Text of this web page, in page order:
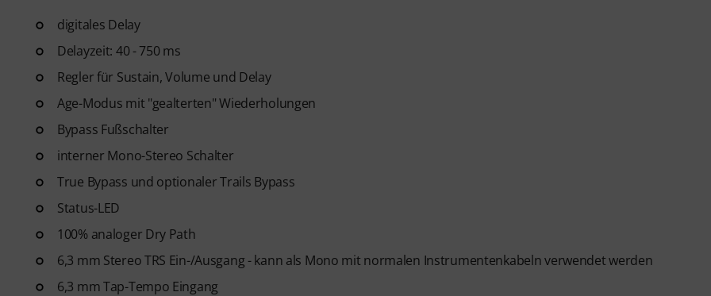
digitales Delay
Delayzeit: 40 - 750 ms
Regler für Sustain, Volume und Delay
Age-Modus mit "gealterten" Wiederholungen
Bypass Fußschalter
interner Mono-Stereo Schalter
True Bypass und optionaler Trails Bypass
Status-LED
100% analoger Dry Path
6,3 mm Stereo TRS Ein-/Ausgang - kann als Mono mit normalen Instrumentenkabeln verwendet werden
6,3 mm Tap-Tempo Eingang